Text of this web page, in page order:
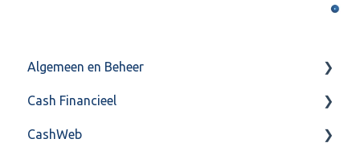
Algemeen en Beheer
Bank(koppeling)
Import/Export
Cash Financieel
Boekhoud
CashWeb